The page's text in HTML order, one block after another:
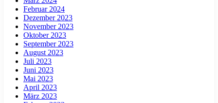
Februar 2024
Dezember 2023
November 2023
Oktober 2023
September 2023
August 2023
Juli 2023
Juni 2023
Mai 2023
April 2023
März 2023